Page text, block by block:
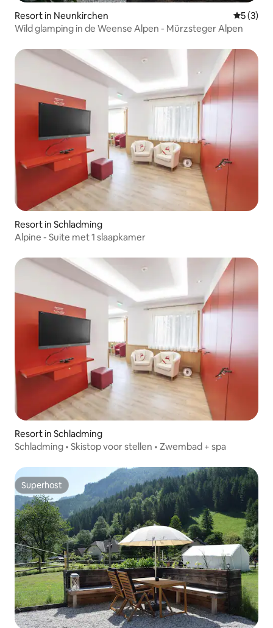
Resort in Neunkirchen
5 (3)
Wild glamping in de Weense Alpen - Mürzsteger Alpen
Resort in Schladming
Alpine - Suite met 1 slaapkamer
Resort in Schladming
Schladming • Skistop voor stellen • Zwembad + spa
Superhost
Superhost